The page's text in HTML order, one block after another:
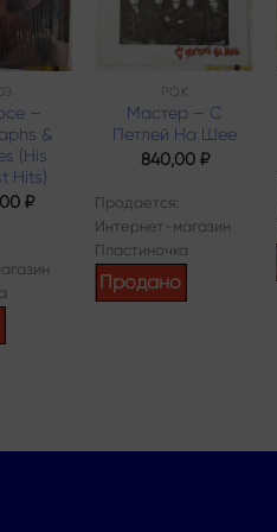
–
&
(His
Hits)
₽
РОК
Мастер – С
Петлей На Шее
840,00 ₽
Продается:
Интернет-магазин
Пластиночка
Продано